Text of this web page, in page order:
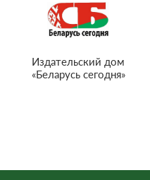
Издательский дом
«Беларусь сегодня»